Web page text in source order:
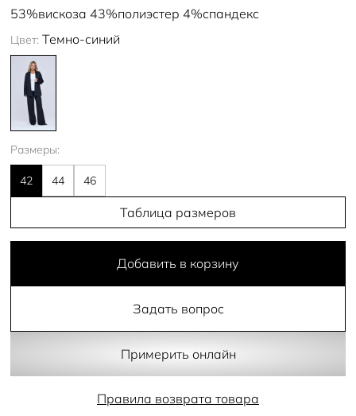
53%вискоза 43%полиэстер 4%спандекс
Цвет: Темно-синий
Размеры:
42 44 46
Таблица размеров
Добавить в корзину
Задать вопрос
Примерить онлайн
Правила возврата товара